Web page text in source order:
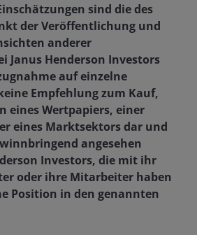
sind die des
der Veröffentlichung und
anderer
Janus Henderson Investors
auf einzelne
Empfehlung zum Kauf,
eines Wertpapiers, einer
eines Marktsektors dar und
angesehen
Investors, die mit ihr
oder ihre Mitarbeiter haben
Position in den genannten